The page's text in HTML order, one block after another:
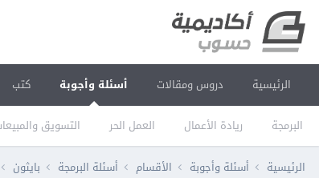
الرئيسية دروس ومقالات أسئلة وأجوبة
البرمجة ريادة الأعمال العمل الحر التسويق
كتب
الرئيسية أسئلة وأجوبة الأقسام أسئلة البرمجة بايثون